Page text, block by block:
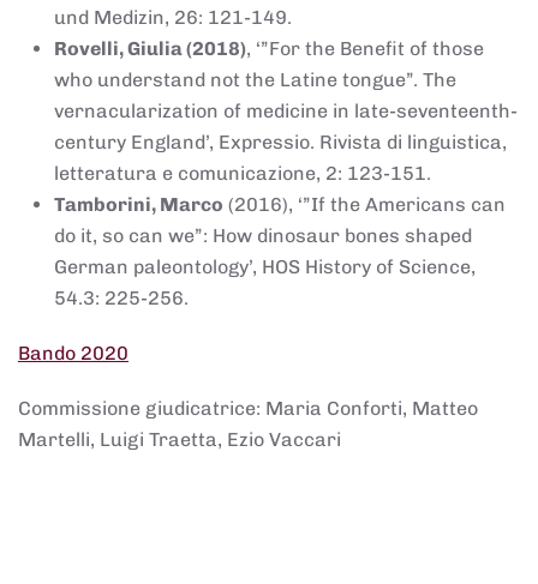
und Medizin, 26: 121-149.
Rovelli, Giulia (2018), ‘”For the Benefit of those
who understand not the Latine tongue”. The
vernacularization of medicine in late-seventeenth-
century England’, Expressio. Rivista di linguistica,
letteratura e comunicazione, 2: 123-151.
Tamborini, Marco (2016), ‘”If the Americans can
do it, so can we”: How dinosaur bones shaped
German paleontology’, HOS History of Science,
54.3: 225-256.
Bando 2020
Commissione giudicatrice: Maria Conforti, Matteo
Martelli, Luigi Traetta, Ezio Vaccari